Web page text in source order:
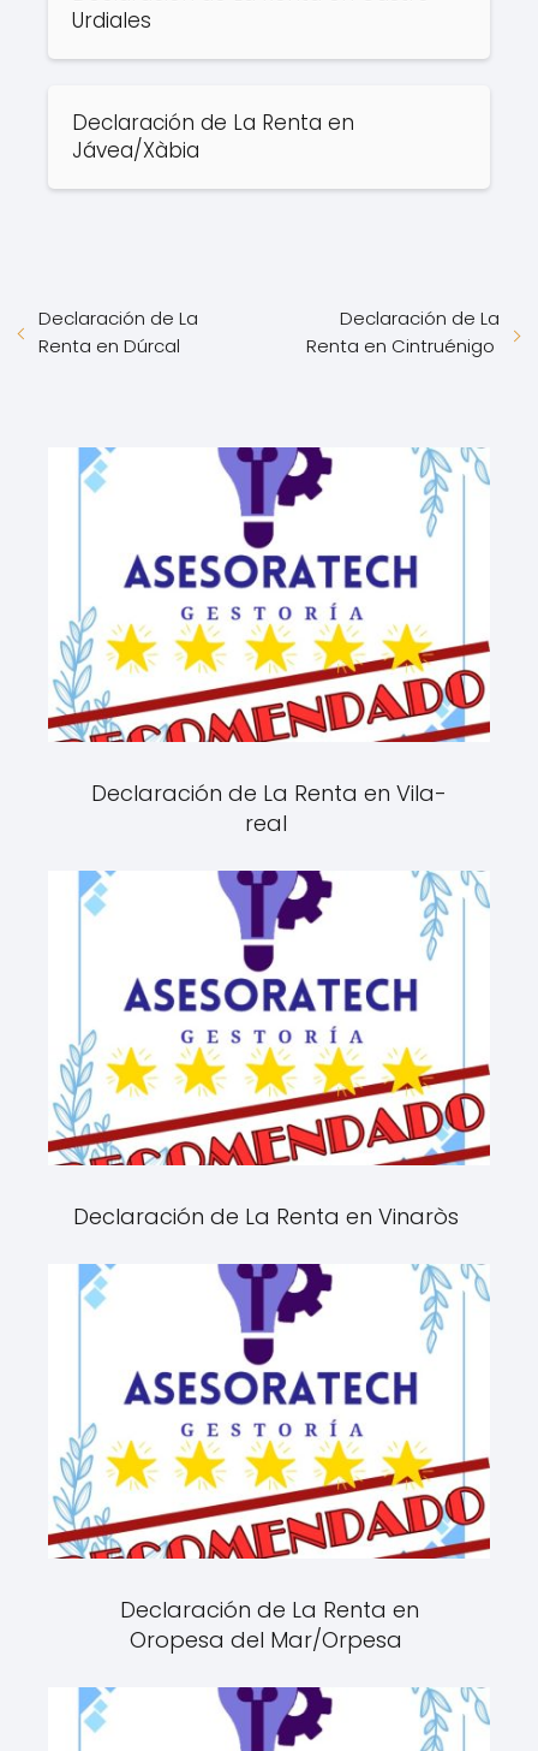
Urdiales
Declaración de La Renta en
Jávea/Xàbia
Declaración de La
Renta en Dúrcal
Declaración de La
Renta en Cintruénigo
Declaración de La Renta en Vila-
real
Declaración de La Renta en Vinaròs
Declaración de La Renta en
Oropesa del Mar/Orpesa